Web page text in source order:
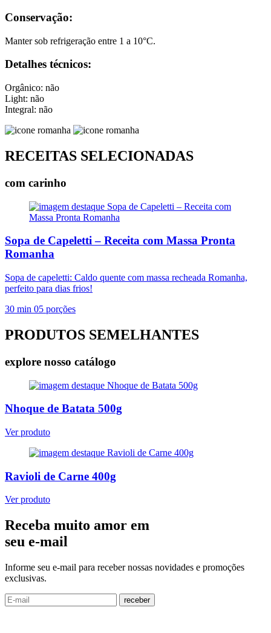
Conservação:
Manter sob refrigeração entre 1 a 10°C.
Detalhes técnicos:
Orgânico: não
Light: não
Integral: não
RECEITAS SELECIONADAS
com carinho
Sopa de Capeletti – Receita com Massa Pronta
Romanha
Sopa de capeletti: Caldo quente com massa recheada Romanha,
perfeito para dias frios!
30 min 05 porções
PRODUTOS SEMELHANTES
explore nosso catálogo
Nhoque de Batata 500g
Ver produto
Ravioli de Carne 400g
Ver produto
Receba muito amor em
seu e-mail
Informe seu e-mail para receber nossas novidades e promoções
exclusivas.
receber